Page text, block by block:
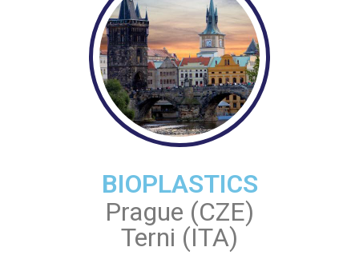
BIOPLASTICS
Prague (CZE)
Terni (ITA)